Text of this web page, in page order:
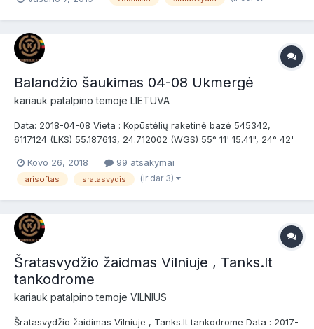
išvažiavimas Papildoma informacija: Žaidimo metu galėsite įsigyti
Balandżio šaukimas 04-08 Ukmergė
kariauk patalpino temoje LIETUVA
Data: 2018-04-08 Vieta : Kopūstėlių raketinė bazė 545342,
6117124 (LKS) 55.187613, 24.712002 (WGS) 55° 11' 15.41", 24° 42'
Mobilizacija.eu Kariauk mokymų reikalavimai Dalyvio mokestis:
Žaidėjams su savo įran...
Kovo 26, 2018 99 atsakymai
arisoftas sratasvydis (ir dar 3)
Šratasvydžio žaidmas Vilniuje , Tanks.lt
tankodrome
kariauk patalpino temoje VILNIUS
Šratasvydžio žaidimas Vilniuje , Tanks.lt tankodrome Data : 2017-